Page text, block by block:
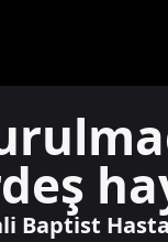
Baptist